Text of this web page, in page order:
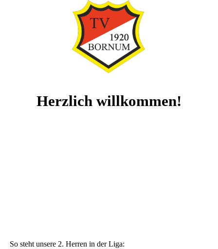
Herzlich willkommen!
So steht unsere 2. Herren in der Liga: